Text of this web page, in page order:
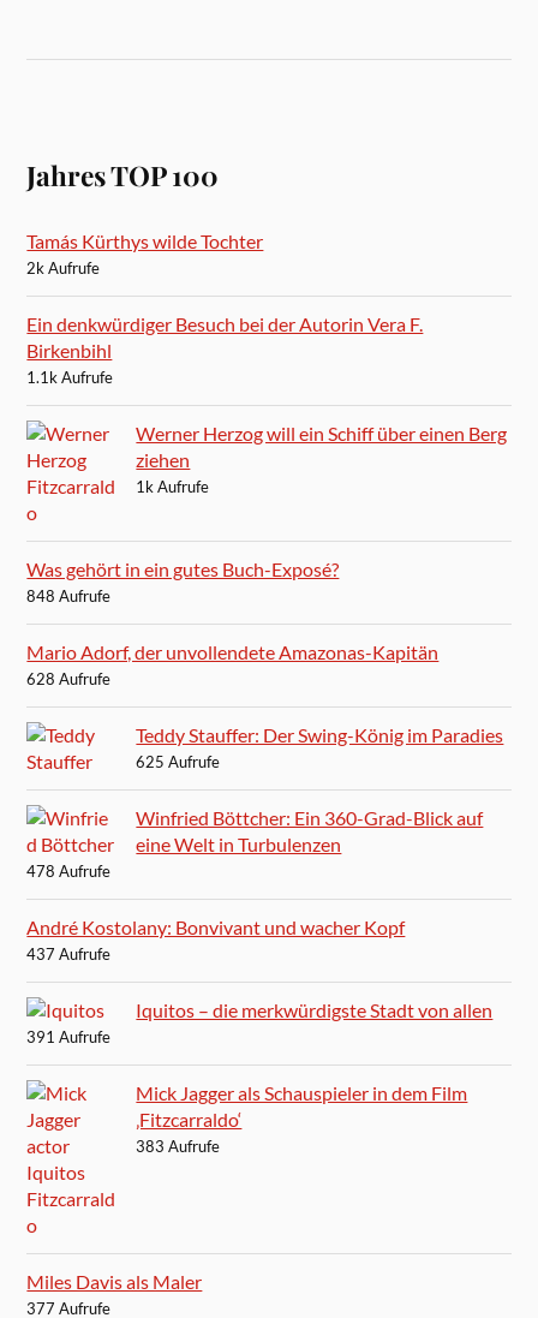
Jahres TOP 100
Tamás Kürthys wilde Tochter
2k Aufrufe
Ein denkwürdiger Besuch bei der Autorin Vera F.
Birkenbihl
1.1k Aufrufe
Werner Herzog will ein Schiff über einen Berg
ziehen
1k Aufrufe
Was gehört in ein gutes Buch-Exposé?
848 Aufrufe
Mario Adorf, der unvollendete Amazonas-Kapitän
628 Aufrufe
Teddy Stauffer: Der Swing-König im Paradies
625 Aufrufe
Winfried Böttcher: Ein 360-Grad-Blick auf
eine Welt in Turbulenzen
478 Aufrufe
André Kostolany: Bonvivant und wacher Kopf
437 Aufrufe
Iquitos – die merkwürdigste Stadt von allen
391 Aufrufe
Mick Jagger als Schauspieler in dem Film
‚Fitzcarraldo‘
383 Aufrufe
Miles Davis als Maler
377 Aufrufe